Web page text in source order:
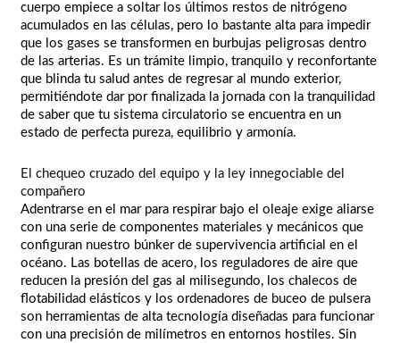
cuerpo empiece a soltar los últimos restos de nitrógeno
acumulados en las células, pero lo bastante alta para impedir
que los gases se transformen en burbujas peligrosas dentro
de las arterias. Es un trámite limpio, tranquilo y reconfortante
que blinda tu salud antes de regresar al mundo exterior,
permitiéndote dar por finalizada la jornada con la tranquilidad
de saber que tu sistema circulatorio se encuentra en un
estado de perfecta pureza, equilibrio y armonía.
El chequeo cruzado del equipo y la ley innegociable del
compañero
Adentrarse en el mar para respirar bajo el oleaje exige aliarse
con una serie de componentes materiales y mecánicos que
configuran nuestro búnker de supervivencia artificial en el
océano. Las botellas de acero, los reguladores de aire que
reducen la presión del gas al milisegundo, los chalecos de
flotabilidad elásticos y los ordenadores de buceo de pulsera
son herramientas de alta tecnología diseñadas para funcionar
con una precisión de milímetros en entornos hostiles. Sin